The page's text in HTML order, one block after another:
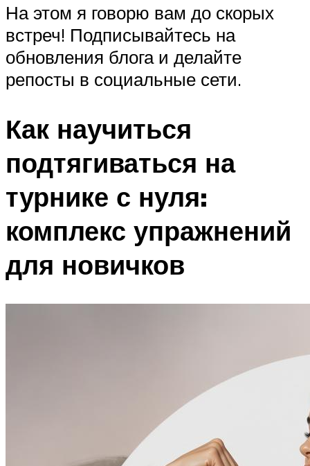
На этом я говорю вам до скорых
встреч! Подписывайтесь на
обновления блога и делайте
репосты в социальные сети.
Как научиться
подтягиваться на
турнике с нуля:
комплекс упражнений
для новичков